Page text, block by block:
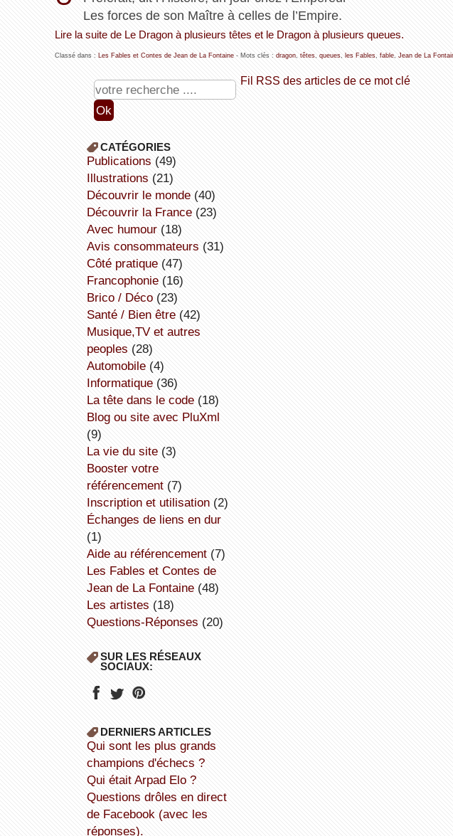
Les forces de son Maître à celles de l’Empire.
Lire la suite de Le Dragon à plusieurs têtes et le Dragon à plusieurs queues.
Classé dans : Les Fables et Contes de Jean de La Fontaine- Mots clés : dragon, têtes, queues, les Fables, fable, Jean de La
Fil RSS des articles de ce mot clé
CATÉGORIES
publications (49)
illustrations (21)
découvrir le monde(40)
découvrir la France(23)
avec humour(18)
avis consommateurs (31)
côté pratique(47)
Francophonie(16)
Brico / Déco(23)
Santé / Bien être(42)
Musique,TV et autres
peoples (28)
Automobile(4)
informatique(36)
la tête dans le code(18)
Blog ou site avec PluXml
(9)
la vie du site(3)
booster votre
référencement(7)
inscription et utilisation(2)
échanges de liens en dur
(1)
aide au référencement(7)
Les Fables et Contes de
Jean de La Fontaine(48)
Les artistes (18)
Questions-Réponses (20)
SUR LES RÉSEAUX
SOCIAUX:
DERNIERS ARTICLES
Qui sont les plus grands
champions d'échecs ?
Qui était Arpad Elo ?
Questions drôles en direct
de Facebook (avec les
réponses).